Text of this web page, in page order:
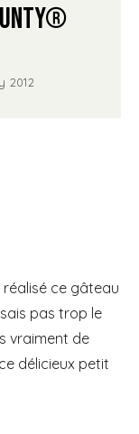
2012
réalisé ce gâteau
pas trop le
vraiment de
délicieux petit